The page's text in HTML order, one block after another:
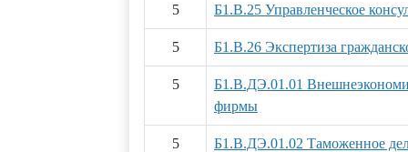
5 Б1.В.25 Управленческое
5 Б1.В.26 Экспертиза
5
Б1.В.ДЭ.01.01
фирмы
5 Б1.В.ДЭ.01.02 Таможенное